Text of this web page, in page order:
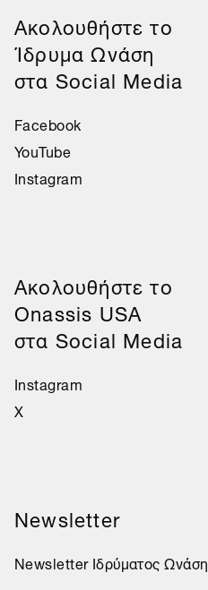
Aκολουθήστε το
Ίδρυμα Ωνάση
στα Social Media
Facebook
YouTube
Instagram
Aκολουθήστε το
Onassis USA
στα Social Media
Instagram
X
Newsletter
Newsletter Ιδρύματος Ωνάση